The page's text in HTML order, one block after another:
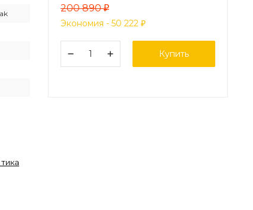
200 890₽
Экономия - 50 222 ₽
Купить